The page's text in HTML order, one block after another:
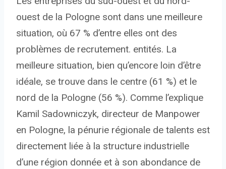
ouest de la Pologne sont dans une meilleure
situation, où 67 % d’entre elles ont des
problèmes de recrutement. entités. La
meilleure situation, bien qu’encore loin d’être
idéale, se trouve dans le centre (61 %) et le
nord de la Pologne (56 %). Comme l’explique
Kamil Sadowniczyk, directeur de Manpower
en Pologne, la pénurie régionale de talents est
directement liée à la structure industrielle
d’une région donnée et à son abondance de